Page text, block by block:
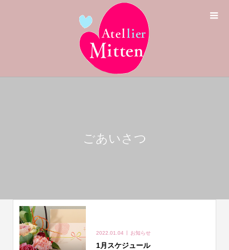
ごあいさつ
2022.01.04 お知らせ
1月スケジュール